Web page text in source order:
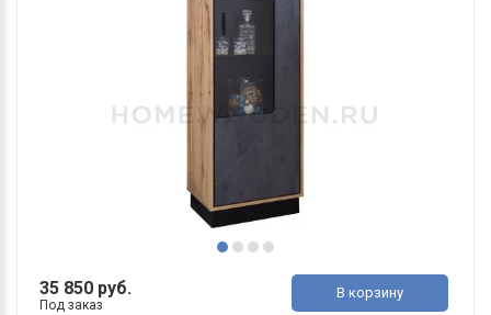
35 850 руб.
Под заказ
В корзину